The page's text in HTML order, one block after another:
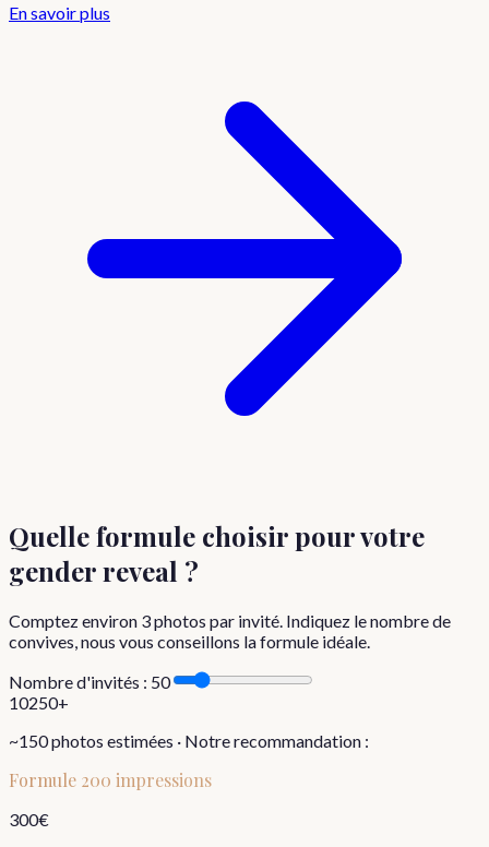
En savoir plus
Quelle formule choisirpour votre
gender reveal ?
Comptez environ 3photos par invité. Indiquez le nombre de
convives, nous vous conseillons la formule idéale.
Nombre d'invités : 50
10250+
~150photos estimées · Notre recommandation :
Formule 200 impressions
300€